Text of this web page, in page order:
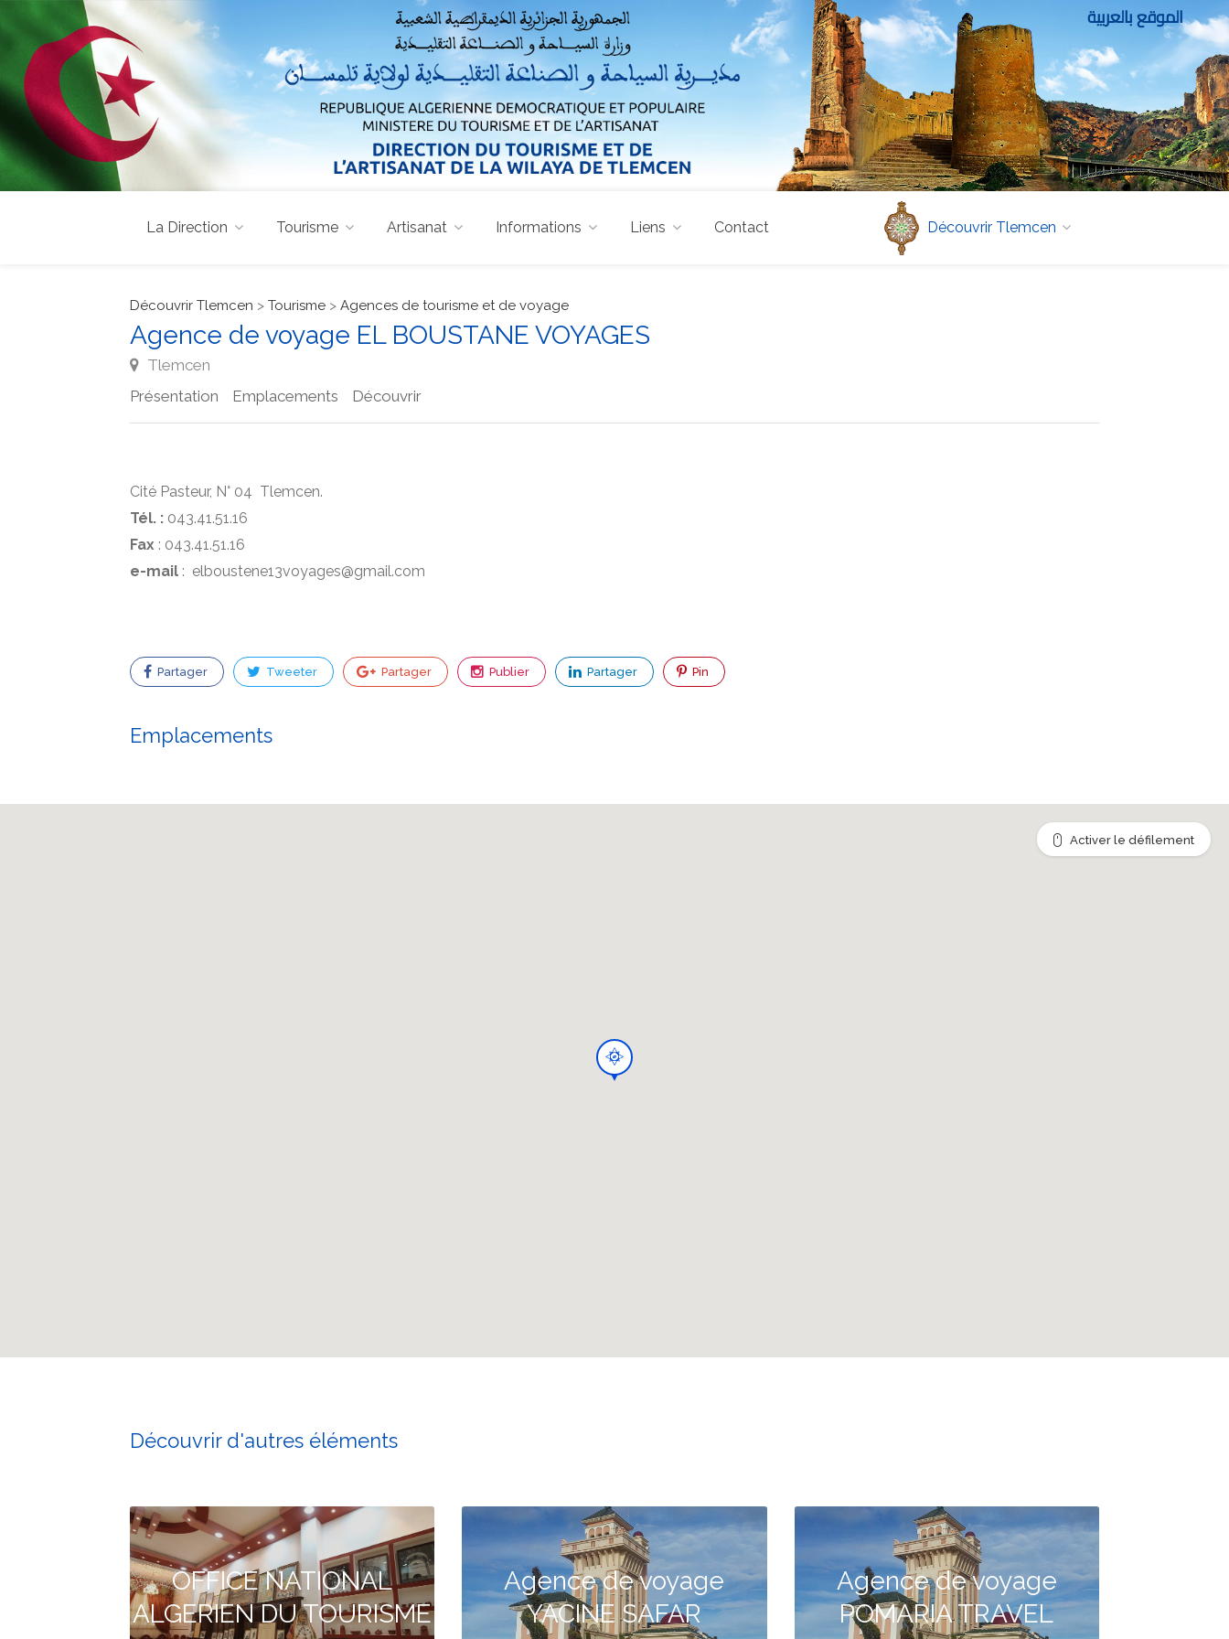
الموقع بالعربية
La Direction Tourisme Artisanat Informations Liens Contact Découvrir Tlemcen
Découvrir Tlemcen > Tourisme > Agences de tourisme et de voyage
Agence de voyage EL BOUSTANE VOYAGES
Tlemcen
Présentation
Emplacements Découvrir
Cité Pasteur, N° 04 Tlemcen.
Tél. : 043.41.51.16
Fax : 043.41.51.16
e-mail : elboustene13voyages@gmail.com
Partager Tweeter Partager Publier Partager Pin
Emplacements
Activer le défilement
Découvrir d'autres éléments
OFFICE NATIONAL
ALGERIEN DU TOURISME
Agence de voyage
YACINE SAFAR
Agence de voyage
POMARIA TRAVEL